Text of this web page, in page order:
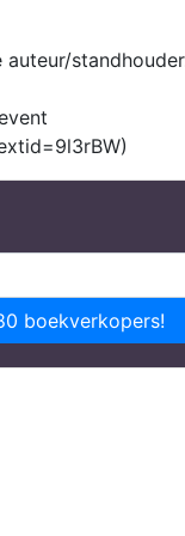
boekverkopers!